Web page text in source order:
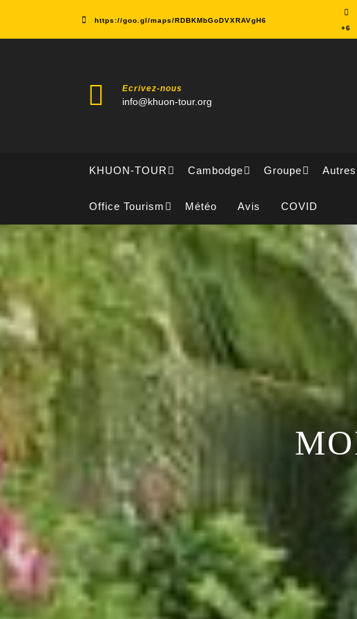
content
https://goo.gl/maps/RDBKMbGoDVXRAVgH6
+6
Ecrivez-nous
info@khuon-tour.org
KHUON-TOUR Cambodge Groupe
Office Tourism Météo Avis COVID